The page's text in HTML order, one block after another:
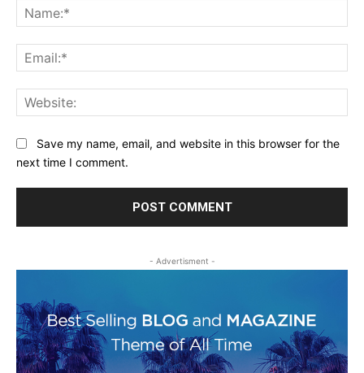
Save my name, email, and website in this browser for the
next time I comment.
- Advertisment -